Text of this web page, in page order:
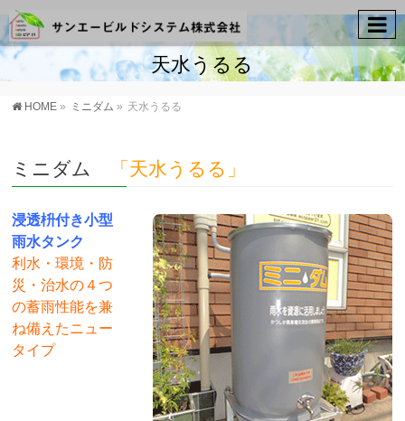
天水うるる
HOME » ミニダム » 天水うるる
ミニダム 「天水うるる」
浸透枡付き小型
雨水タンク
利水・環境・防
災・治水の４つ
の蓄雨性能を兼
ね備えたニュー
タイプ